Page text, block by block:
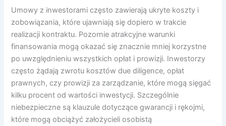
Umowy z inwestorami często zawierają ukryte koszty i
zobowiązania, które ujawniają się dopiero w trakcie
realizacji kontraktu. Pozornie atrakcyjne warunki
finansowania mogą okazać się znacznie mniej korzystne
po uwzględnieniu wszystkich opłat i prowizji. Inwestorzy
często żądają zwrotu kosztów due diligence, opłat
prawnych, czy prowizji za zarządzanie, które mogą sięgać
kilku procent od wartości inwestycji. Szczególnie
niebezpieczne są klauzule dotyczące gwarancji i rękojmi,
które mogą obciążyć założycieli osobistą